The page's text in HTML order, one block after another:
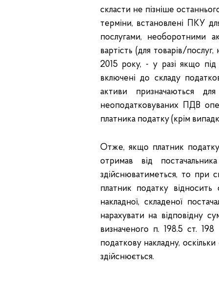
скласти не пізніше
терміни, встановлені ПКУ
послугами, необоротними
вартість (для товарів/
2015 року, - у разі якщо
включені до складу
активи призначаються
неоподатковуваних ПДВ
платника податку (крім
Отже, якщо платник
отримав від
здійснюватиметься, то при
платник податку
накладної, складеної
нарахувати на відповідну
визначеного п. 198.5 ст.
податкову накладну,
здійснюється.